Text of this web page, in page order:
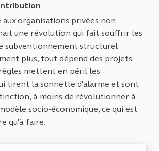
aux organisations privées non
une révolution qui fait souffrir les
subventionnement structurel
plus, tout dépend des projets.
mettent en péril les
tirent la sonnette d'alarme et sont
à moins de révolutionner à
socio-économique, ce qui est
qu'à faire.